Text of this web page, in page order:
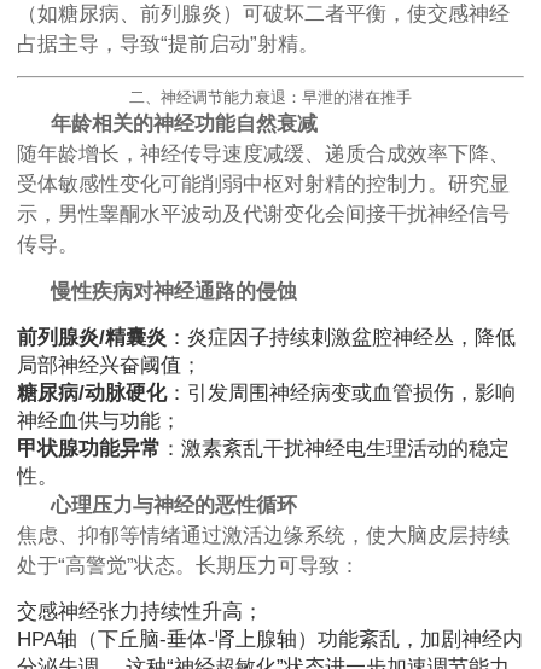
（如糖尿病、前列腺炎）可破坏二者平衡，使交感神经
占据主导，导致“提前启动”射精。
二、神经调节能力衰退：早泄的潜在推手
年龄相关的神经功能自然衰减
随年龄增长，神经传导速度减缓、递质合成效率下降、
受体敏感性变化可能削弱中枢对射精的控制力。研究显
示，男性睾酮水平波动及代谢变化会间接干扰神经信号
传导。
慢性疾病对神经通路的侵蚀
前列腺炎/精囊炎 ：炎症因子持续刺激盆腔神经丛，降低
局部神经兴奋阈值；
糖尿病/动脉硬化：引发周围神经病变或血管损伤，影响
神经血供与功能；
甲状腺功能异常 ：激素紊乱干扰神经电生理活动的稳定
性。
心理压力与神经的恶性循环
焦虑、抑郁等情绪通过激活边缘系统，使大脑皮层持续
处于“高警觉”状态。长期压力可导致：
交感神经张力持续性升高；
HPA轴（下丘脑-垂体-肾上腺轴）功能紊乱，加剧神经内